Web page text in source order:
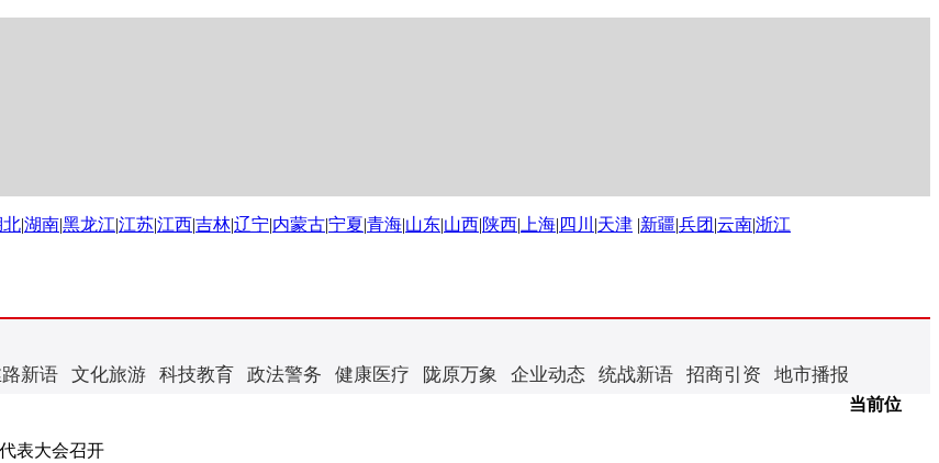
北|湖南|黑龙江|江苏|江西|吉林|辽宁|内蒙古|宁夏|青海|山东|山西|陕西| 上海| 四川 |天津 |新疆|兵团 |云南|浙江
新语 文化旅游 科技教育 政法警务 健康医疗 陇原万象 企业动态 统战新语 招商引资 地市播报
当前位
表大会召开